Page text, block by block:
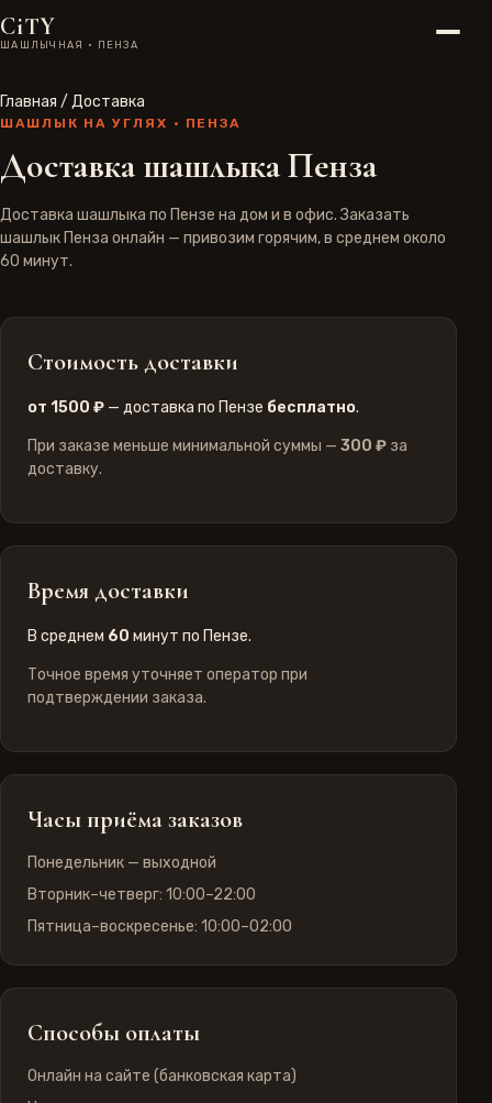
CiTY
ШАШЛЫЧНАЯ · ПЕНЗА
Главная / Доставка
ШАШЛЫК НА УГЛЯХ · ПЕНЗА
Доставка шашлыка Пенза
Доставка шашлыка по Пензе на дом и в офис. Заказать
шашлык Пенза онлайн — привозим горячим, в среднем около
60 минут.
Стоимость доставки
от 1500 ₽ — доставка по Пензе бесплатно.
При заказе меньше минимальной суммы — 300 ₽ за
доставку.
Время доставки
В среднем 60 минут по Пензе.
Точное время уточняет оператор при
подтверждении заказа.
Часы приёма заказов
Понедельник — выходной
Вторник–четверг: 10:00–22:00
Пятница–воскресенье: 10:00–02:00
Способы оплаты
Онлайн на сайте (банковская карта)